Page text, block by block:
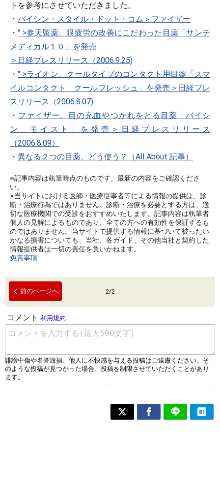
トを参考にさせていただきました。
・ バイシン・スタイル・ドット・コム＞ファイザー
・" >参天製薬、眼疲労の改善にこだわった目薬「サンテ
メディカル１０」を発売
＞日経プレスリリース（2006.9.25)
・" >ライオン、クールタイプのコンタクト用目薬「スマ
イルコンタクト クールフレッシュ」を発売＞日経プレ
スリリース（2006.8.07)
・ ファイザー、目の充血やつかれをとる目薬「バイシ
ン モイスト」を発売＞日経プレスリリース
（2006.8.09）
・ 異なる２つの目薬、どう使う？（All About 記事）
※記事内容は執筆時点のものです。最新の内容をご確認くださ
い。
※当サイトにおける医師・医療従事者等による情報の提供は、診
断・治療行為ではありません。診断・治療を必要とする方は、適
切な医療機関での受診をおすすめいたします。記事内容は執筆者
個人の見解によるものであり、全ての方への有効性を保証するも
のではありません。当サイトで提供する情報に基づいて被ったい
かなる損害についても、当社、各ガイド、その他当社と契約した
情報提供者は一切の責任を負いかねます。
免責事項
前のページへ 2/2